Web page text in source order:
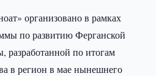
организовано в рамках
по развитию Ферганской
разработанной по итогам
в регион в мае нынешнего